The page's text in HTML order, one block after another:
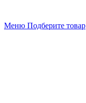
Меню Подберите товар